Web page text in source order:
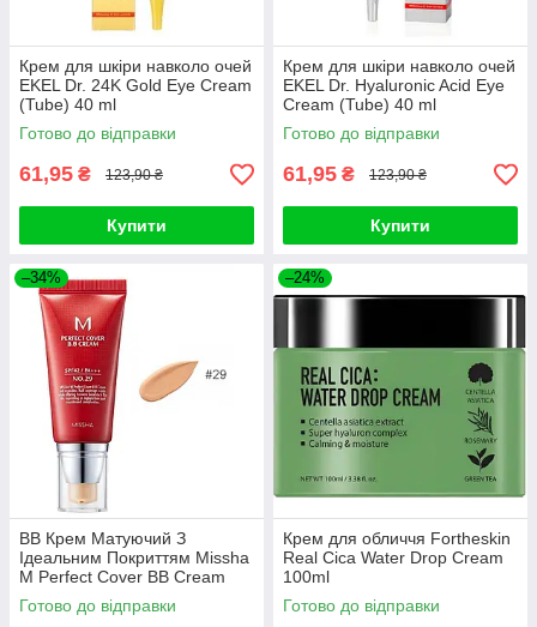
Крем для шкіри навколо очей
EKEL Dr. 24K Gold Eye Cream
(Tube) 40 ml
Готово до відправки
61,95 ₴ 123,90 ₴
Купити
Крем для шкіри навколо очей
EKEL Dr. Hyaluronic Acid Eye
Cream (Tube) 40 ml
Готово до відправки
61,95 ₴ 123,90 ₴
Купити
–34%
ВВ Крем Матуючий З
Ідеальним Покриттям Missha
M Perfect Cover BB Cream
SPF42 PA+++ (50ml, 29
відтінок - карамельний беж)
Готово до відправки
–24%
Крем для обличчя Fortheskin
Real Cica Water Drop Cream
100ml
Готово до відправки